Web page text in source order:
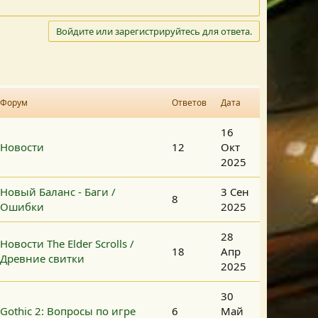
Войдите или зарегистрируйтесь для ответа.
Форум Ответов Дата
Новости 12
16
Окт
2025
Новый Баланс - Баги /
Ошибки
8
3 Сен
2025
Новости The Elder Scrolls /
Древние свитки
18
28
Апр
2025
Gothic 2: Вопросы по игре 6
30
Май